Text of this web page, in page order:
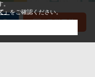
」をご確認ください。